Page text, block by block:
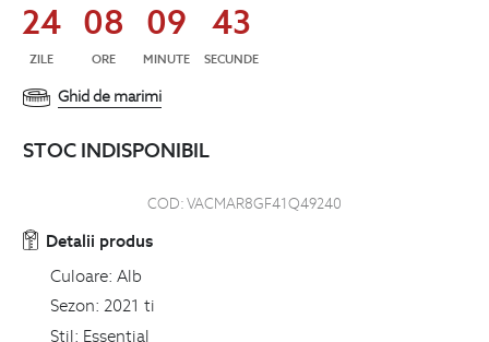
24
ZILE
08
ORE
09
MINUTE
43
SECUNDE
Ghid de marimi
STOC INDISPONIBIL
COD:VACMAR8GF41Q49240
Detalii produs
Culoare: Alb
Sezon: 2021 ti
Stil: Essential